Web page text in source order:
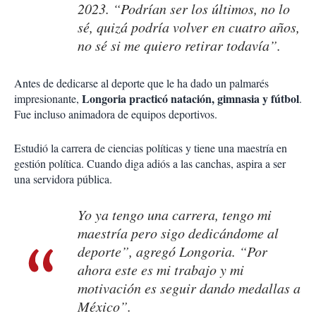
2023. “Podrían ser los últimos, no lo
sé, quizá podría volver en cuatro años,
no sé si me quiero retirar todavía”.
Antes de dedicarse al deporte que le ha dado un palmarés
impresionante, Longoria practicó natación, gimnasia y fútbol.
Fue incluso animadora de equipos deportivos.
Estudió la carrera de ciencias políticas y tiene una maestría en
gestión política. Cuando diga adiós a las canchas, aspira a ser
una servidora pública.
Yo ya tengo una carrera, tengo mi
maestría pero sigo dedicándome al
deporte”, agregó Longoria. “Por
ahora este es mi trabajo y mi
motivación es seguir dando medallas a
México”.